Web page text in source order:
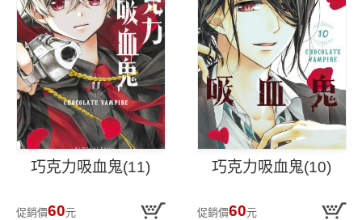
巧克力吸血鬼(11)
促銷價60元
巧克力吸血鬼(10)
促銷價60元